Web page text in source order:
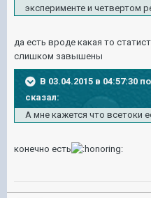
эксперименте и четвертом
да есть вроде какая то
слишком завышены
В 03.04.2015 в 04:57:30
сказал:
А мне кажется что всетоки
конечно есть